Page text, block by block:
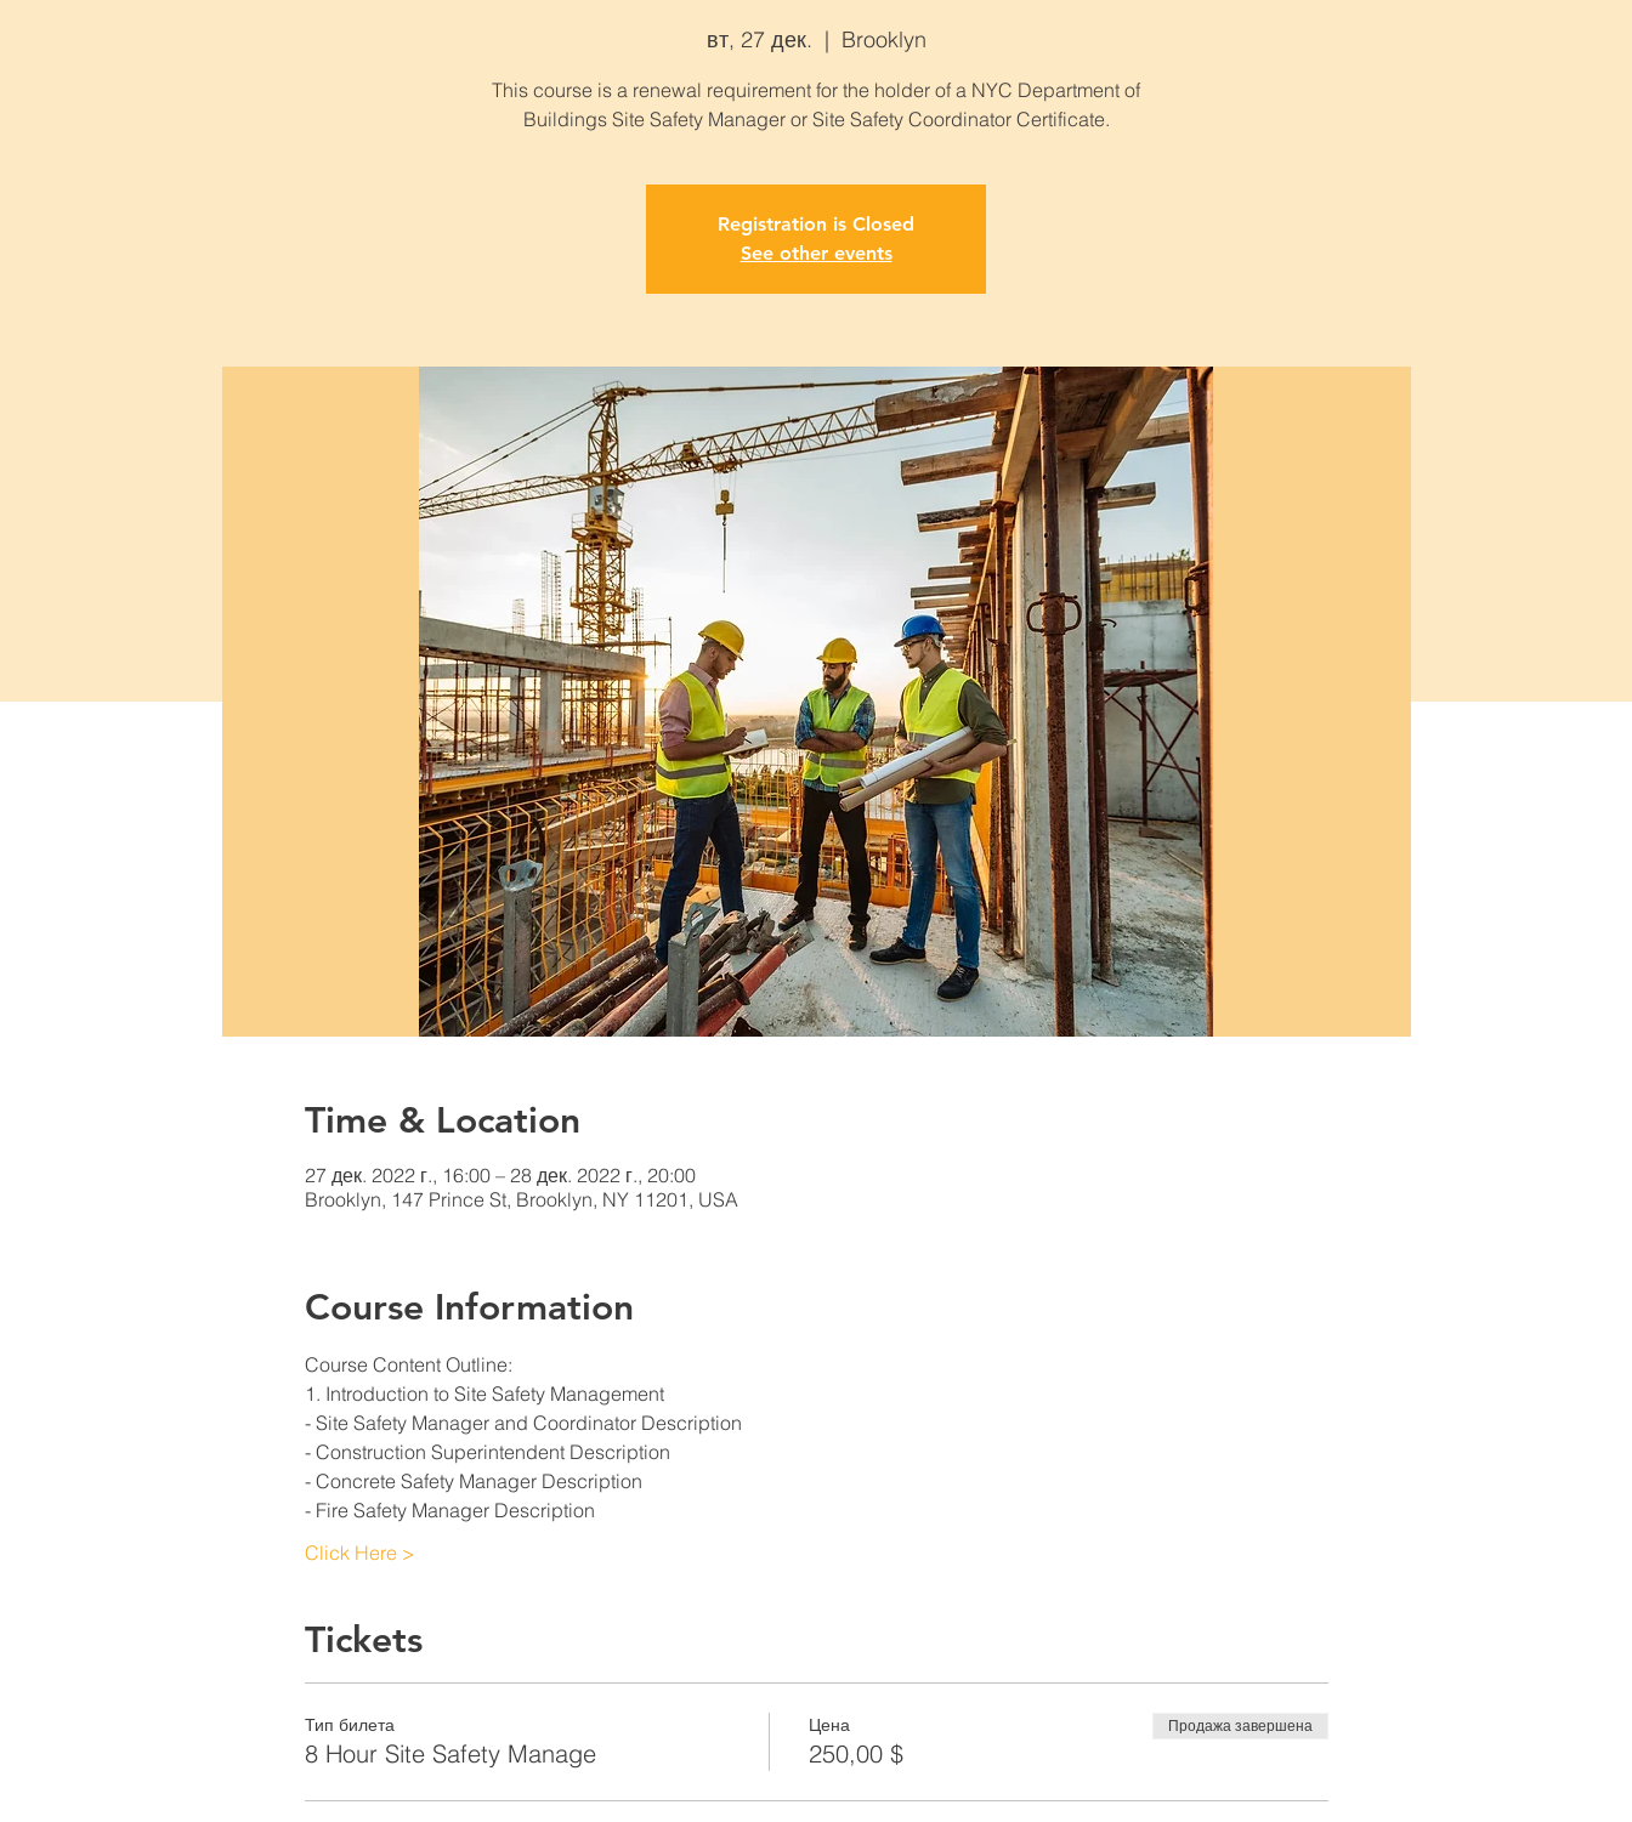
вт, 27 дек.
  |
Brooklyn
This course is a renewal requirement for the holder of a NYC Department of
Buildings Site Safety Manager or Site Safety Coordinator Certificate.
Registration is Closed
See other events
Time & Location
27 дек. 2022 г., 16:00 – 28 дек. 2022 г., 20:00
Brooklyn, 147 Prince St, Brooklyn, NY 11201, USA
Course Information
Course Content Outline:
1. Introduction to Site Safety Management
- Site Safety Manager and Coordinator Description
- Construction Superintendent Description
- Concrete Safety Manager Description
- Fire Safety Manager Description
Click Here >
Tickets
Тип билета
8 Hour Site Safety Manage
Цена
250,00 $
Продажа завершена